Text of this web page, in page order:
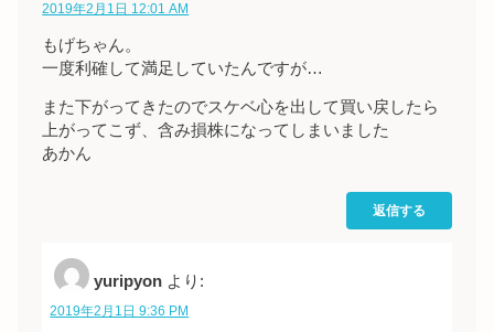
2019年2月1日 12:01 AM
もげちゃん。
一度利確して満足していたんですが…
また下がってきたのでスケベ心を出して買い戻したら
上がってこず、含み損株になってしまいました
あかん
返信する
yuripyon より:
2019年2月1日 9:36 PM